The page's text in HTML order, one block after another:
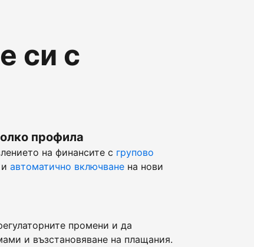
си с
профила
на финансите с групово
и автоматично включване на нови
промени и да
и възстановяване на плащания.